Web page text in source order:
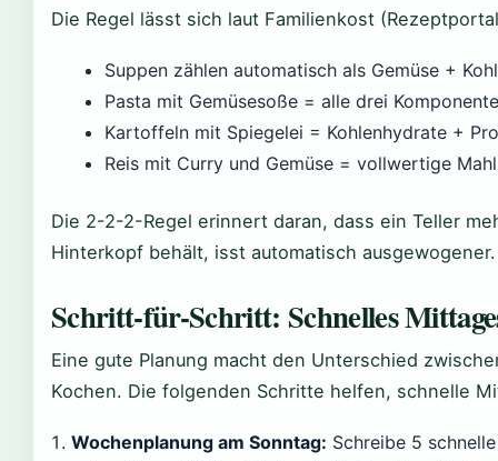
Die Regel lässt sich laut Familienkost
Suppen zählen automatisch als Gemüse +
Pasta mit Gemüsesoße = alle drei
Kartoffeln mit Spiegelei = Kohlenhydrate +
Reis mit Curry und Gemüse = vollwertige
Die 2-2-2-Regel erinnert daran, dass ein Teller
Hinterkopf behält, isst automatisch ausgewogener.
Schritt-für-Schritt: Schnelles
Eine gute Planung macht den Unterschied
Kochen. Die folgenden Schritte helfen, schnelle
Wochenplanung am Sonntag: Schreibe 5